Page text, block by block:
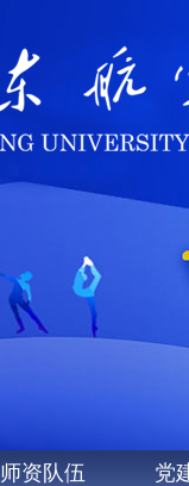
师资队伍 党